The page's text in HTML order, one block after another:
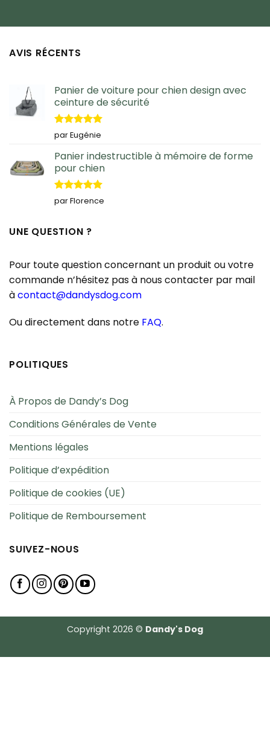
AVIS RÉCENTS
Panier de voiture pour chien design avec
ceinture de sécurité
Note5sur
5
par Eugénie
Panier indestructible à mémoire de forme
pour chien
Note5sur
5
par Florence
UNE QUESTION ?
Pour toute question concernant un produit ou votre
commande n’hésitez pas à nous contacter par mail
àcontact@dandysdog.com
Ou directement dans notre FAQ.
POLITIQUES
À Propos de Dandy’s Dog
Conditions Générales de Vente
Mentions légales
Politique d’expédition
Politique de cookies (UE)
Politique de Remboursement
SUIVEZ-NOUS
Copyright 2026 © Dandy's Dog